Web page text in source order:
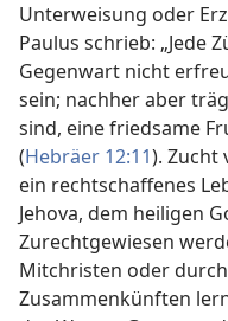
Unterweisung oder
Paulus schrieb: „Jede
Gegenwart nicht
sein; nachher aber
sind, eine friedsame
(Hebräer 12:11). Zucht
ein rechtschaffenes
Jehova, dem heiligen
Zurechtgewiesen
Mitchristen oder
Zusammenkünften